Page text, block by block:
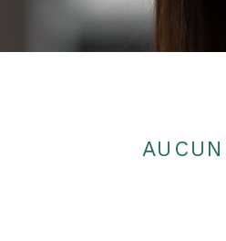
de l'ancien
de l'immo pro
Maison 64420 -